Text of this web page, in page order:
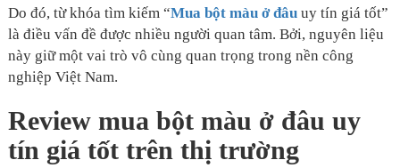
Do đó, từ khóa tìm kiếm “Mua bột màu ở đâuuy tín giá tốt”
là điều vấn đề được nhiều người quan tâm. Bởi, nguyên liệu
này giữ một vai trò vô cùng quan trọng trong nền công
nghiệp Việt Nam.
Review mua bột màu ở đâu uy
tín giá tốt trên thị trường